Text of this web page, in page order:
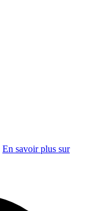
En savoir plus sur